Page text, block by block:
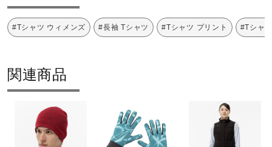
o
#Tシャツ ウィメンズ #長袖 Tシャツ #Tシャツ プリント #Tシャ
関連商品